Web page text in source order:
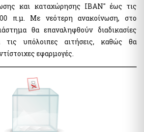
of Fan Clubs
and Municipal Elections 2023
Animals
for the development of chatbots
Payment Service for
Payment Service for
of June 25 2023
και καταχώρησης ΙΒΑΝ" έως τις
π.μ. Με νεότερη ανακοίνωση, στο
θα επαναληφθούν διαδικασίες
υπόλοιπες αιτήσεις, καθώς θα
εφαρμογές.